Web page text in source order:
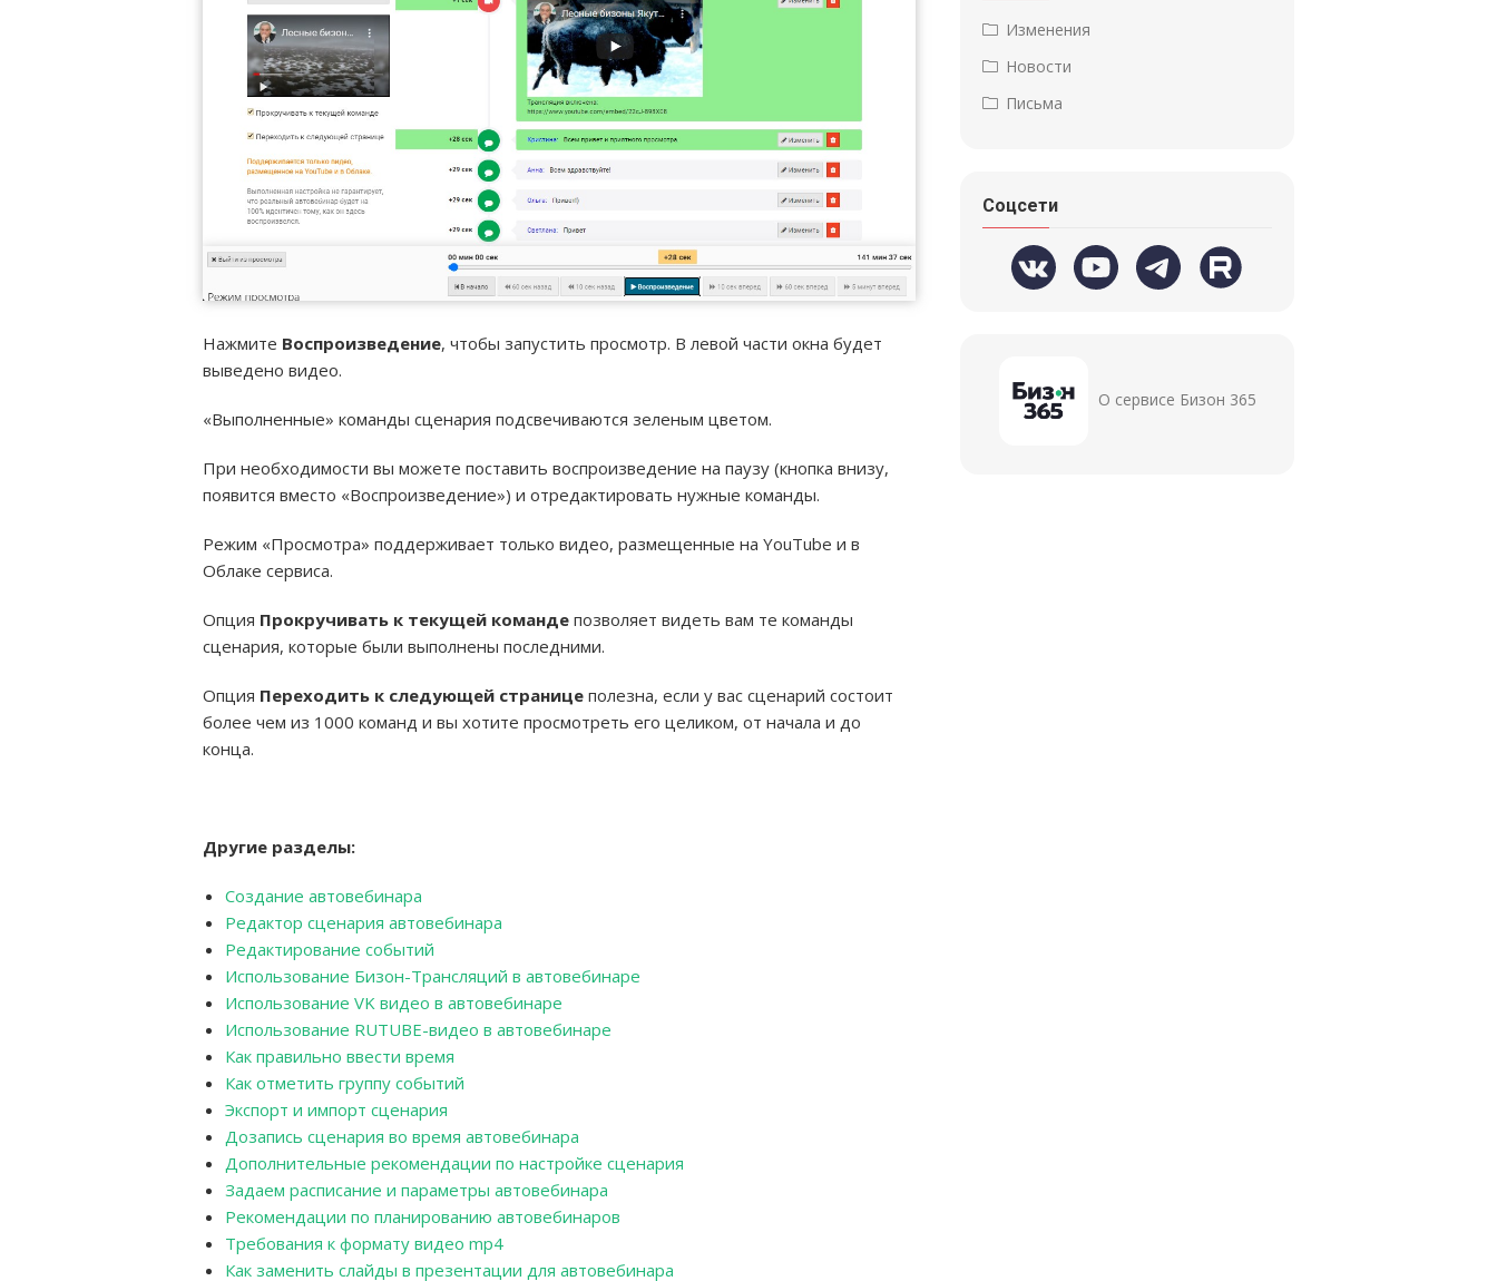
Нажмите Воспроизведение, чтобы запустить просмотр. В левой части окна будет
выведено видео.
«Выполненные» команды сценария подсвечиваются зеленым цветом.
При необходимости вы можете поставить воспроизведение на паузу (кнопка внизу,
появится вместо «Воспроизведение») и отредактировать нужные команды.
Режим «Просмотра» поддерживает только видео, размещенные на YouTube и в
Облаке сервиса.
Опция Прокручивать к текущей команде позволяет видеть вам те команды
сценария, которые были выполнены последними.
Опция Переходить к следующей странице полезна, если у вас сценарий состоит
более чем из 1000 команд и вы хотите просмотреть его целиком, от начала и до
конца.
Другие разделы:
Создание автовебинара
Редактор сценария автовебинара
Редактирование событий
Использование Бизон-Трансляций в автовебинаре
Использование VK видео в автовебинаре
Использование RUTUBE-видео в автовебинаре
Как правильно ввести время
Как отметить группу событий
Экспорт и импорт сценария
Дозапись сценария во время автовебинара
Дополнительные рекомендации по настройке сценария
Задаем расписание и параметры автовебинара
Рекомендации по планированию автовебинаров
Требования к формату видео mp4
Как заменить слайды в презентации для автовебинара
Изменения
Новости
Письма
Соцсети
О сервисе Бизон 365